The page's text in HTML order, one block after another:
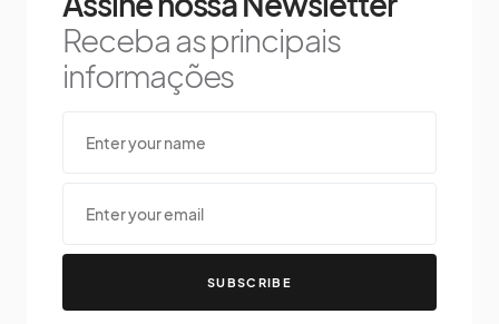
Receba as principais
informações
SUBSCRIBE